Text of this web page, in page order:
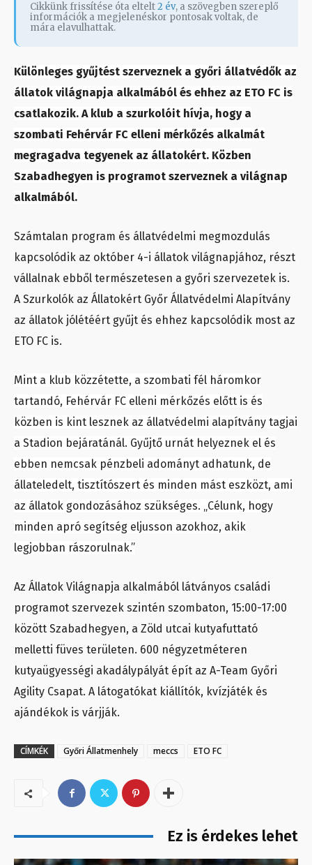
Cikkünk frissítése óta eltelt2 év, a szövegben szereplő
információk a megjelenéskor pontosak voltak, de
mára elavulhattak.
Különleges gyűjtést szerveznek a győri állatvédők az
állatok világnapja alkalmából és ehhez az ETO FC is
csatlakozik. A klub a szurkolóit hívja, hogy a
szombati Fehérvár FC elleni mérkőzés alkalmát
megragadva tegyenek az állatokért. Közben
Szabadhegyen is programot szerveznek a világnap
alkalmából.
Számtalan program és állatvédelmi megmozdulás
kapcsolódik az október 4-i állatok világnapjához, részt
vállalnak ebből természetesen a győri szervezetek is.
A Szurkolók az Állatokért Győr Állatvédelmi Alapítvány
az állatok jólétéért gyűjt és ehhez kapcsolódik most az
ETO FC is.
Mint a klub közzétette, a szombati fél háromkor
tartandó, Fehérvár FC elleni mérkőzés előtt is és
közben is kint lesznek az állatvédelmi alapítvány tagjai
a Stadion bejáratánál. Gyűjtő urnát helyeznek el és
ebben nemcsak pénzbeli adományt adhatunk, de
állateledelt, tisztítószert és minden mást eszközt, ami
az állatok gondozásához szükséges. „Célunk, hogy
minden apró segítség eljusson azokhoz, akik
legjobban rászorulnak.”
Az Állatok Világnapja alkalmából látványos családi
programot szervezek szintén szombaton, 15:00-17:00
között Szabadhegyen, a Zöld utcai kutyafuttató
melletti füves területen. 600 négyzetméteren
kutyaügyességi akadálypályát épít az A-Team Győri
Agility Csapat. A látogatókat kiállítók, kvízjáték és
ajándékok is várjják.
CÍMKÉK Győri Állatmenhely meccs ETO FC
Ez is érdekes lehet